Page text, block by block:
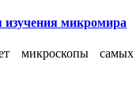
микромира
микроскопы самых